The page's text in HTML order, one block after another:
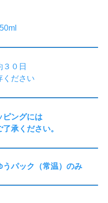
日
ください
ピングには
承ください。
うパック（常温）のみ